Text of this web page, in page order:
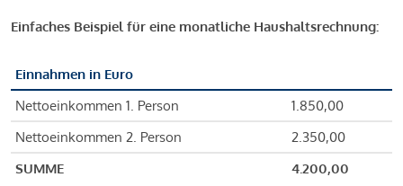
Einfaches Beispiel für eine monatliche Haushaltsrechnung:
Einnahmen in Euro
Nettoeinkommen 1. Person
1.850,00
Nettoeinkommen 2. Person
2.350,00
SUMME
4.200,00